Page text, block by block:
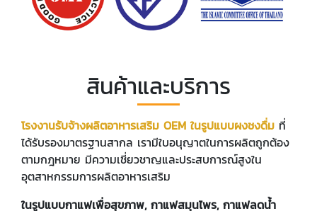
สินค้าและบริการ
โรงงานรับจ้างผลิตอาหารเสริม OEM ในรูปแบบผงชงดื่ม ที่
ได้รับรองมาตรฐานสากล เรามีใบอนุญาตในการผลิตถูกต้อง
ตามกฎหมาย มีความเชี่ยวชาญและประสบการณ์สูงใน
อุตสาหกรรมการผลิตอาหารเสริม
ในรูปแบบกาแฟเพื่อสุขภาพ, กาแฟสมุนไพร, กาแฟลดน้ำ